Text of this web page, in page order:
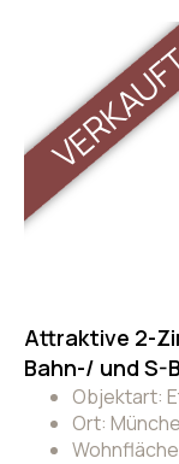
Attraktive 2-
Bahn-/ und S-
Objektart:
Ort: